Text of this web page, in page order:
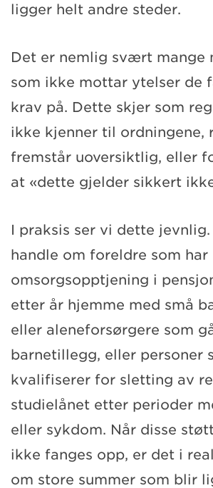
ligger helt andre steder.
Det er nemlig svært mange
som ikke mottar ytelser de
krav på. Dette skjer som
ikke kjenner til ordningene,
fremstår uoversiktlig, eller
at «dette gjelder sikkert
I praksis ser vi dette
handle om foreldre som har
omsorgsopptjening i
etter år hjemme med små
eller aleneforsørgere som
barnetillegg, eller personer
kvalifiserer for sletting av
studielånet etter perioder
eller sykdom. Når disse
ikke fanges opp, er det i
om store summer som blir